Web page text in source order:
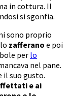
in cottura. Il
si sgonfia.
sono proprio
zafferano e poi
perlo
nel pane.
il suo gusto.
e ai